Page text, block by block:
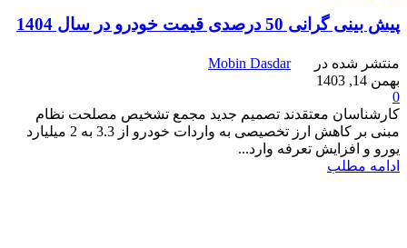
پیش بینی گرانی 50 درصدی قیمت خودرو در سال 1404
منتشر شده در
Mobin Dasdar
بهمن 14, 1403
0
کارشناسان معتقدند تصمیم جدید مجمع تشخیص مصلحت نظام
مبنی بر کاهش ارز تخصیصی به واردات خودرو از 3.3 به 2 میلیارد
یورو و افزایش تعرفه وارد...
ادامه مطلب